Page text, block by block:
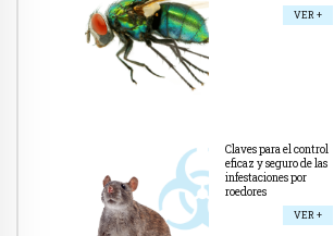
VER +
Claves para el control
eficaz y seguro de las
infestaciones por
roedores
VER +